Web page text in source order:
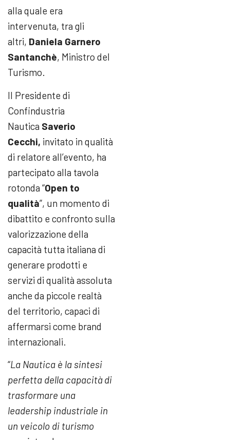
alla quale era
intervenuta, tra gli
altri, Daniela Garnero
Santanchè, Ministro del
Turismo.
Il Presidente di
Confindustria
Nautica Saverio
Cecchi, invitato in qualità
di relatore all’evento, ha
partecipato alla tavola
rotonda “Open to
qualità”, un momento di
dibattito e confronto sulla
valorizzazione della
capacità tutta italiana di
generare prodotti e
servizi di qualità assoluta
anche da piccole realtà
del territorio, capaci di
affermarsi come brand
internazionali.
“La Nautica è la sintesi
perfetta della capacità di
trasformare una
leadership industriale in
un veicolo di turismo